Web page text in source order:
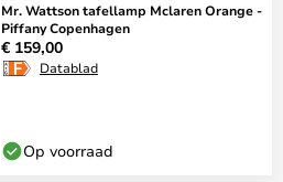
Mr. Wattson tafellamp Mclaren Orange -
Piffany Copenhagen
€ 159,00
Datablad
Op voorraad